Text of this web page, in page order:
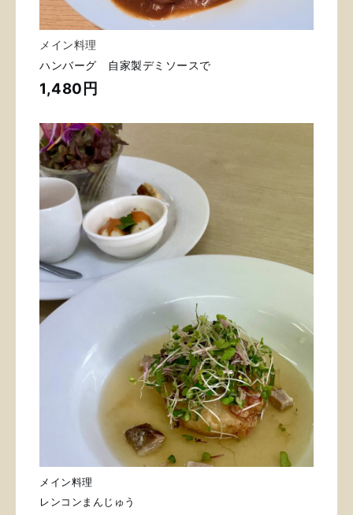
メイン料理
ハンバーグ 自家製デミソースで
1,480円
メイン料理
レンコンまんじゅう